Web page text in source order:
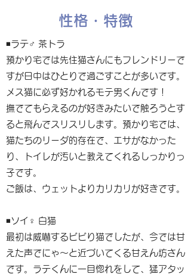
性格・特徴
◾️ラテ♂ 茶トラ
預かり宅では先住猫さんにもフレンドリーで
すが日中はひとりで過ごすことが多いです。
メス猫に必ず好かれるモテ男くんです！
撫でてもらえるのが好きみたいで触ろうとす
ると飛んでスリスリします。預かり宅では、
猫たちのリーダ的存在で、エサがなかった
り、トイレが汚いと教えてくれるしっかりっ
子です。
ご飯は、ウェットよりカリカリが好きです。
◾️ソイ♀ 白猫
最初は威嚇するビビり猫でしたが、今では甘
えた声でにゃ〜と近づいてくる甘えん坊さん
です。ラテくんに一目惚れをして、猛アタッ